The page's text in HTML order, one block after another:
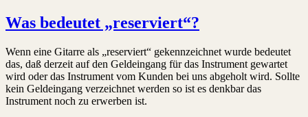
Was bedeutet „reserviert“?
Wenn eine Gitarre als „reserviert“ gekennzeichnet wurde bedeutet
das, daß derzeit auf den Geldeingang für das Instrument gewartet
wird oder das Instrument vom Kunden bei uns abgeholt wird. Sollte
kein Geldeingang verzeichnet werden so ist es denkbar das
Instrument noch zu erwerben ist.